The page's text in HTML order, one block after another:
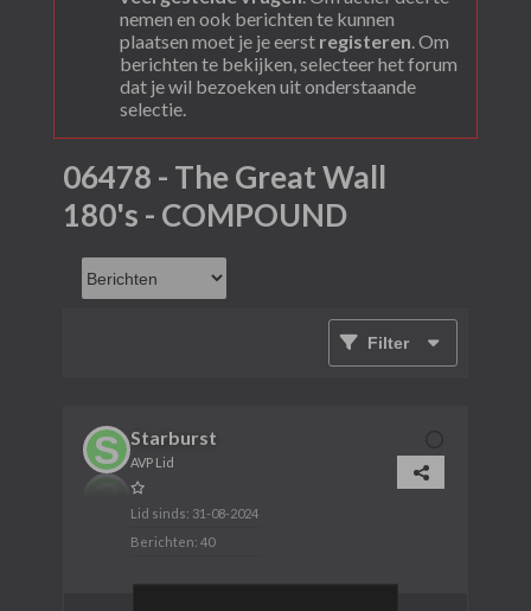
nemen en ook berichten te kunnen
plaatsen moet je je eerst registeren. Om
berichten te bekijken, selecteer het forum
dat je wil bezoeken uit onderstaande
selectie.
06478 - The Great Wall
180's - COMPOUND
Filter
Starburst
AVP Lid
Lid sinds: 31-08-2024
Berichten: 40